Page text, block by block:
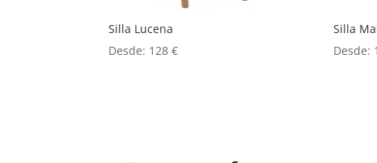
Silla Lucena
Desde: 128€
Silla
Desde: